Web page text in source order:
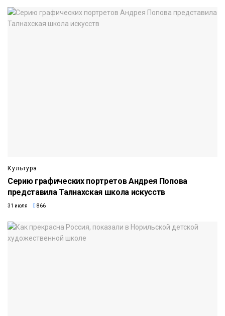
Культура
Серию графических портретов Андрея Попова
представила Талнахская школа искусств
31 июля 866